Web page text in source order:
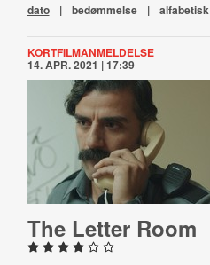
dato | bedømmelse | alfabetisk
KORTFILMANMELDELSE
14. APR. 2021 | 17:39
The Letter Room